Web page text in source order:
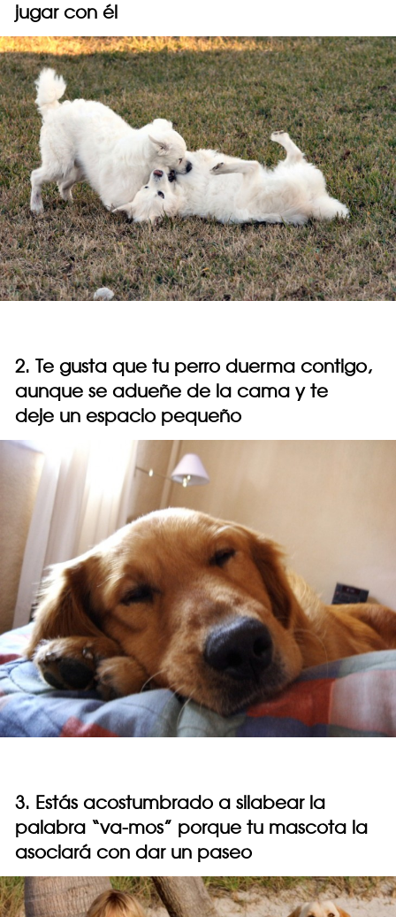
jugar con él
2. Te gusta que tu perro duerma contigo,
aunque se adueñe de la cama y te
deje un espacio pequeño
3. Estás acostumbrado a silabear la
palabra “va-mos” porque tu mascota la
asociará con dar un paseo